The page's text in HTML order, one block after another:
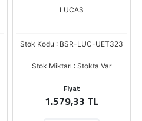
LUCAS
Stok Kodu : BSR-LUC-UET323
Stok Miktarı : Stokta Var
Fiyat
1.579,33 TL